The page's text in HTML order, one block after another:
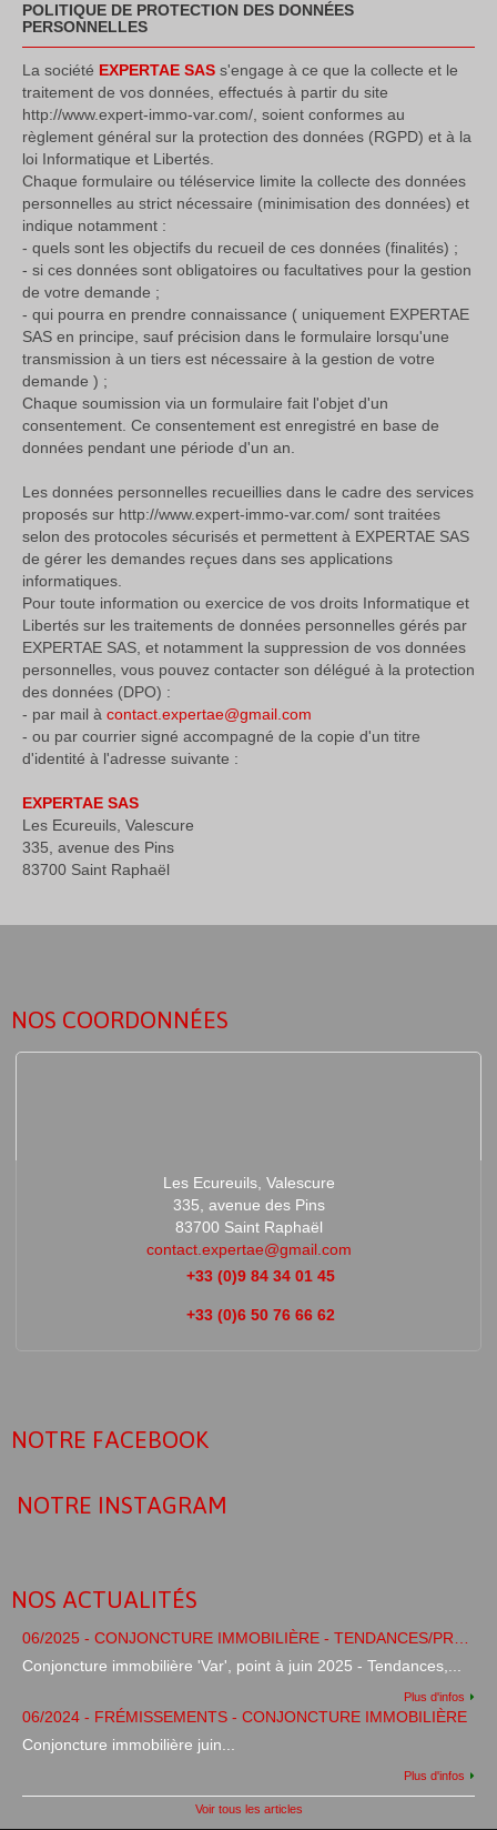
POLITIQUE DE PROTECTION DES DONNÉES
PERSONNELLES
La société EXPERTAE SAS s'engage à ce que la collecte et le
traitement de vos données, effectués à partir du site
http://www.expert-immo-var.com/, soient conformes au
règlement général sur la protection des données (RGPD) et à la
loi Informatique et Libertés.
Chaque formulaire ou téléservice limite la collecte des données
personnelles au strict nécessaire (minimisation des données) et
indique notamment :
- quels sont les objectifs du recueil de ces données (finalités) ;
- si ces données sont obligatoires ou facultatives pour la gestion
de votre demande ;
- qui pourra en prendre connaissance ( uniquement EXPERTAE
SAS en principe, sauf précision dans le formulaire lorsqu'une
transmission à un tiers est nécessaire à la gestion de votre
demande ) ;
Chaque soumission via un formulaire fait l'objet d'un
consentement. Ce consentement est enregistré en base de
données pendant une période d'un an.
Les données personnelles recueillies dans le cadre des services
proposés sur http://www.expert-immo-var.com/ sont traitées
selon des protocoles sécurisés et permettent à EXPERTAE SAS
de gérer les demandes reçues dans ses applications
informatiques.
Pour toute information ou exercice de vos droits Informatique et
Libertés sur les traitements de données personnelles gérés par
EXPERTAE SAS, et notamment la suppression de vos données
personnelles, vous pouvez contacter son délégué à la protection
des données (DPO) :
- par mail à contact.expertae@gmail.com
- ou par courrier signé accompagné de la copie d'un titre
d'identité à l'adresse suivante :
EXPERTAE SAS
Les Ecureuils, Valescure
335, avenue des Pins
83700 Saint Raphaël
NOS COORDONNÉES
Les Ecureuils, Valescure
335, avenue des Pins
83700 Saint Raphaël
contact.expertae@gmail.com
+33 (0)9 84 34 01 45
+33 (0)6 50 76 66 62
NOTRE FACEBOOK
NOTRE INSTAGRAM
NOS ACTUALITÉS
Conjoncture immobilière 'Var', point à juin 2025 - Tendances,...
Plus d'infos
06/2024 - FRÉMISSEMENTS - CONJONCTURE IMMOBILIÈRE
Conjoncture immobilière juin...
Plus d'infos
Voir tous les articles